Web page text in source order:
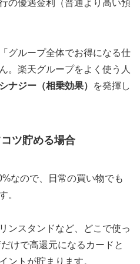
の優遇金利（普通より高い預
グループ全体でお得になる仕
。楽天グループをよく使う人
ナジー（相乗効果）
を発揮し
ツ貯める場合
なので、日常の買い物でも
。
ンスタンドなど、どこで使っ
けで高還元になるカードと
ントが貯まります。